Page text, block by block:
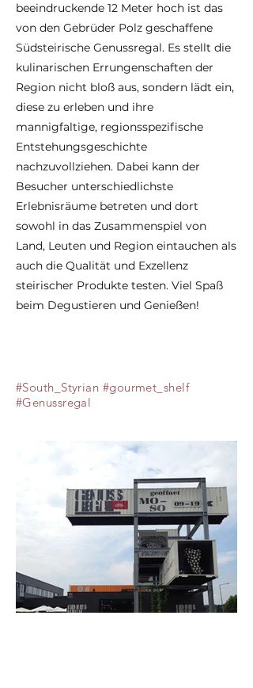
beeindruckende 12 Meter hoch ist das
von den Gebrüder Polz geschaffene
Südsteirische Genussregal. Es stellt die
kulinarischen Errungenschaften der
Region nicht bloß aus, sondern lädt ein,
diese zu erleben und ihre
mannigfaltige, regionsspezifische
Entstehungsgeschichte
nachzuvollziehen. Dabei kann der
Besucher unterschiedlichste
Erlebnisräume betreten und dort
sowohl in das Zusammenspiel von
Land, Leuten und Region eintauchen als
auch die Qualität und Exzellenz
steirischer Produkte testen. Viel Spaß
beim Degustieren und Genießen!
#South_Styrian #gourmet_shelf
#Genussregal